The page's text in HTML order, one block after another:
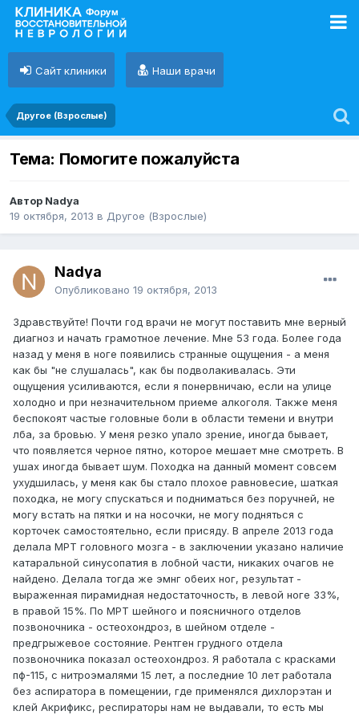
Сайт клиники Наши врачи
Другое (Взрослые)
Тема: Помогите пожалуйста
Автор Nadya
19 октября, 2013 в Другое (Взрослые)
Nadya
Опубликовано 19 октября, 2013
Здравствуйте! Почти год врачи не могут поставить мне верный
диагноз и начать грамотное лечение. Мне 53 года. Более года
назад у меня в ноге появились странные ощущения - а меня
как бы "не слушалась", как бы подволакивалась. Эти
ощущения усиливаются, если я понервничаю, если на улице
холодно и при незначительном приеме алкоголя. Также меня
беспокоят частые головные боли в области темени и внутри
лба, за бровью. У меня резко упало зрение, иногда бывает,
что появляется черное пятно, которое мешает мне смотреть. В
ушах иногда бывает шум. Походка на данный момент совсем
ухудшилась, у меня как бы стало плохое равновесие, шаткая
походка, не могу спускаться и подниматься без поручней, не
могу встать на пятки и на носочки, не могу подняться с
корточек самостоятельно, если присяду. В апреле 2013 года
делала МРТ головного мозга - в заключении указано наличие
катаральной синусопатия в лобной части, никаких очагов не
найдено. Делала тогда же эмнг обеих ног, результат -
выраженная пирамидная недостаточность, в левой ноге 33%,
в правой 15%. По МРТ шейного и поясничного отделов
позвоночника - остеохондроз, в шейном отделе -
предгрыжевое состояние. Рентген грудного отдела
позвоночника показал остеохондроз. Я работала с красками
пф-115, с нитроэмалями 15 лет, а последние 10 лет работала
без аспиратора в помещении, где применялся дихлорэтан и
клей Акрификс, респираторы нам не выдавали, то есть мы